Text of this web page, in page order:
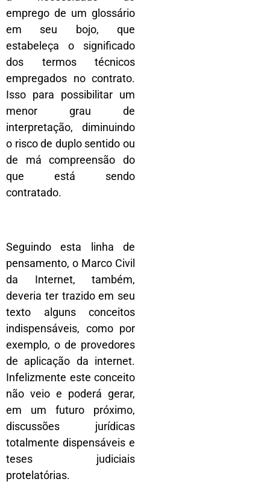
emprego de um glossário
em seu bojo, que
estabeleça o significado
dos termos técnicos
empregados no contrato.
Isso para possibilitar um
menor grau de
interpretação, diminuindo
o risco de duplo sentido ou
de má compreensão do
que está sendo
contratado.
Seguindo esta linha de
pensamento, o Marco Civil
da Internet, também,
deveria ter trazido em seu
texto alguns conceitos
indispensáveis, como por
exemplo, o de provedores
de aplicação da internet.
Infelizmente este conceito
não veio e poderá gerar,
em um futuro próximo,
discussões jurídicas
totalmente dispensáveis e
teses judiciais
protelatórias.